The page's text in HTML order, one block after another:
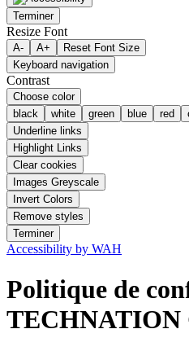
Terminer
Resize Font
A- A+
Reset Font Size
Keyboard navigation
Contrast
Choose color
black
white green blue red
Underline links
Highlight Links
Clear cookies
Images Greyscale
Invert Colors
Remove styles
Terminer
Accessibility by WAH
Politique de
TECHNATION